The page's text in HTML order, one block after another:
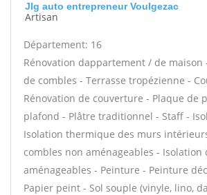
Jlg auto entrepreneur Voulgezac
Artisan
Département: 16
Rénovation dappartement / de
de combles - Terrasse tropézienne -
Rénovation de couverture - Plaque de
plafond - Plâtre traditionnel - Staff -
Isolation thermique des murs
combles non aménageables - Isolation
aménageables - Peinture - Peinture
Papier peint - Sol souple (vinyle, lino,